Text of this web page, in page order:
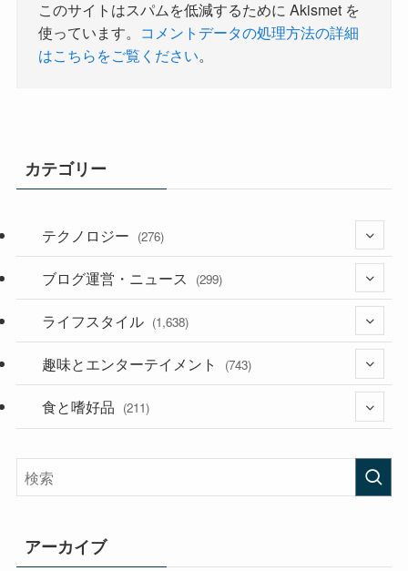
このサイトはスパムを低減するために Akismet を
使っています。 コメントデータの処理方法の詳細
はこちらをご覧ください。
カテゴリー
テクノロジー (276)
(36)
(187)
ブログ運営・ニュース (299)
(118)
(181)
ライフスタイル (1,638)
(394)
(282)
(33)
趣味とエンターテイメント (743)
(56)
食と嗜好品 (211)
アーカイブ